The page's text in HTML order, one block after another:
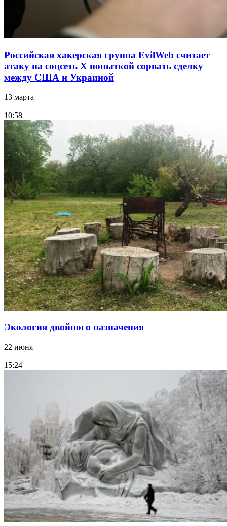
Российская хакерская группа EvilWeb считает
атаку на соцсеть Х попыткой сорвать сделку
между США и Украиной
13 марта
10:58
Экология двойного назначения
22 июня
15:24